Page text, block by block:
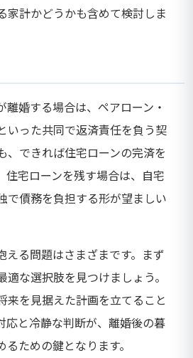
家計かどうかも含めて検討しま
婚する場合は、ペアローン・
いった共同で返済責任を負う契
、できれば住宅ローンの完済を
住宅ローンを残す場合は、自宅
で債務を負担する形が望ましい
える問題はさまざまです。まず
な選択肢を見つけましょう。
来を見据えた計画を立てること
応と冷静な判断が、離婚後の暮
ための鍵となります。